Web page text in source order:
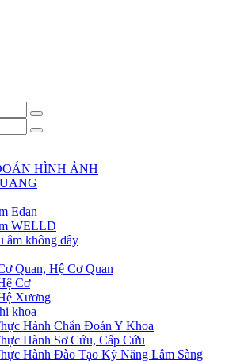
HÌNH ẢNH
Edan
WELLD
âm không dây
Quan, Hệ Cơ Quan
Cơ
Xương
khoa
Hành Chẩn Đoán Y Khoa
Hành Sơ Cứu, Cấp Cứu
Hành Đào Tạo Kỹ Năng Lâm Sàng